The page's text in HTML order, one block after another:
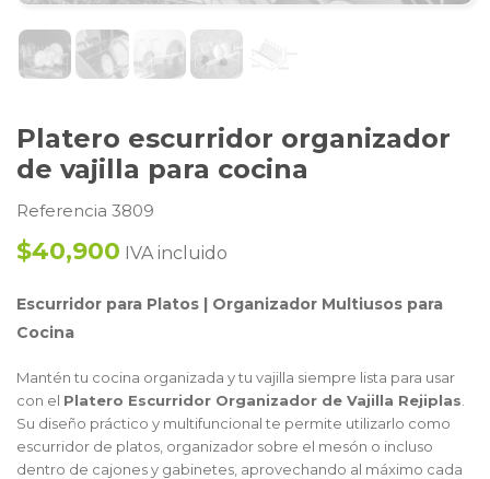
Platero escurridor organizador
de vajilla para cocina
Referencia 3809
$40,900 IVA incluido
Escurridor para Platos | Organizador Multiusos para
Cocina
Mantén tu cocina organizada y tu vajilla siempre lista para usar
con el Platero Escurridor Organizador de Vajilla Rejiplas.
Su diseño práctico y multifuncional te permite utilizarlo como
escurridor de platos, organizador sobre el mesón o incluso
dentro de cajones y gabinetes, aprovechando al máximo cada